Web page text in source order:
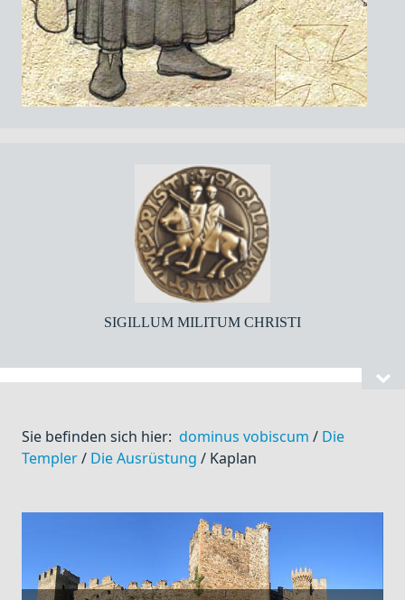
SIGILLUM MILITUM CHRISTI
Sie befinden sich hier: dominus vobiscum / Die
Templer/ Die Ausrüstung / Kaplan